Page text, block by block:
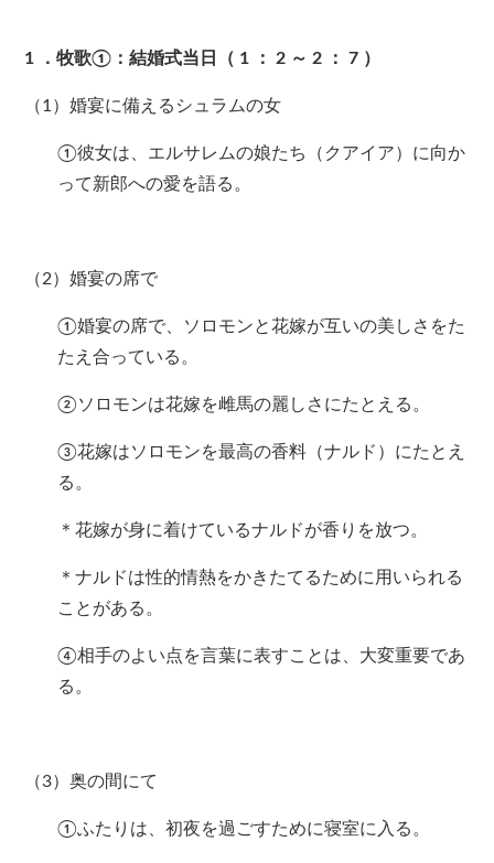
1 ．牧歌①：結婚式当日（ 1 ： 2 ～ 2 ： 7 ）
（1）婚宴に備えるシュラムの女
①彼女は、エルサレムの娘たち（クアイア）に向か
って新郎への愛を語る。
（2）婚宴の席で
①婚宴の席で、ソロモンと花嫁が互いの美しさをた
たえ合っている。
②ソロモンは花嫁を雌馬の麗しさにたとえる。
③花嫁はソロモンを最高の香料（ナルド）にたとえ
る。
＊花嫁が身に着けているナルドが香りを放つ。
＊ナルドは性的情熱をかきたてるために用いられる
ことがある。
④相手のよい点を言葉に表すことは、大変重要であ
る。
（3）奥の間にて
①ふたりは、初夜を過ごすために寝室に入る。